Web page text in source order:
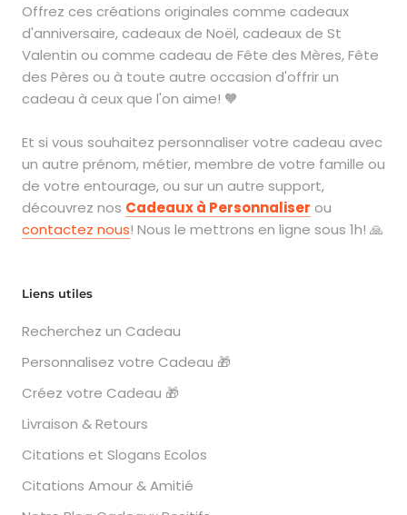
Offrez ces créations originales comme cadeaux
d'anniversaire, cadeaux de Noël, cadeaux de St
Valentin ou comme cadeau de Fête des Mères, Fête
des Pères ou à toute autre occasion d'offrir un
cadeau à ceux que l'on aime! 🧡
Et si vous souhaitez personnaliser votre cadeau avec
un autre prénom, métier, membre de votre famille ou
de votre entourage, ou sur un autre support,
découvrez nos Cadeaux à Personnaliser ou
contactez nous! Nous le mettrons en ligne sous 1h! 🙏
Liens utiles
Recherchez un Cadeau
Personnalisez votre Cadeau 🎁
Créez votre Cadeau 🎁
Livraison & Retours
Citations et Slogans Ecolos
Citations Amour & Amitié